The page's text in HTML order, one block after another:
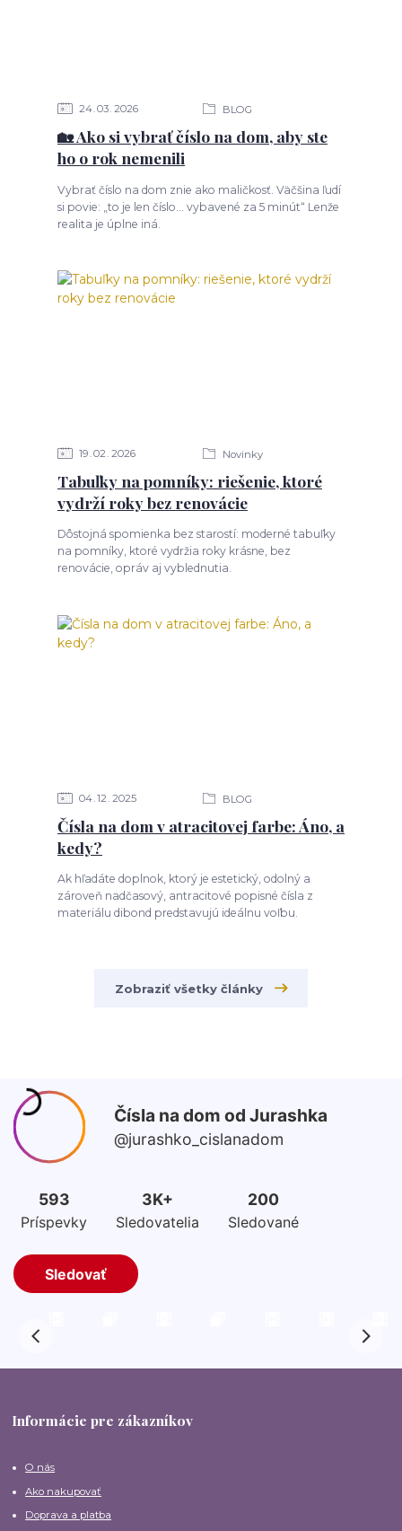
24 03 2026 BLOG
🏡 Ako si vybrať číslo na dom, aby ste
ho o rok nemenili
Vybrať číslo na dom znie ako maličkosť. Väčšina ľudí
si povie: „to je len číslo… vybavené za 5 minút“ Lenže
realita je úplne iná.
19 02 2026 Novinky
Tabuľky na pomníky: riešenie, ktoré
vydrží roky bez renovácie
Dôstojná spomienka bez starostí: moderné tabuľky
na pomníky, ktoré vydržia roky krásne, bez
renovácie, opráv aj vyblednutia.
04 12 2025 BLOG
Čísla na dom v atracitovej farbe: Áno, a
kedy?
Ak hľadáte doplnok, ktorý je estetický, odolný a
zároveň nadčasový, antracitové popisné čísla z
materiálu dibond predstavujú ideálnu voľbu.
Zobraziť všetky články
Informácie pre zákazníkov
O nás
Ako nakupovať
Doprava a platba